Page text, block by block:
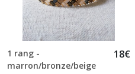
1 rang -
marron/bronze/beige
18€